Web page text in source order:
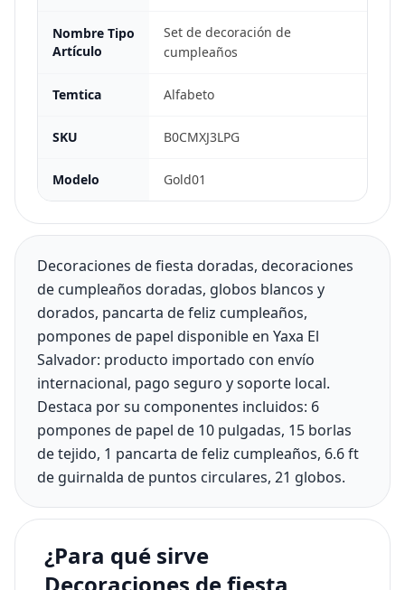
Nombre Tipo
Artículo
Set de decoración de
cumpleaños
Temtica Alfabeto
SKU B0CMXJ3LPG
Modelo Gold01
Decoraciones de fiesta doradas, decoraciones
de cumpleaños doradas, globos blancos y
dorados, pancarta de feliz cumpleaños,
pompones de papel disponible en Yaxa El
Salvador: producto importado con envío
internacional, pago seguro y soporte local.
Destaca por su componentes incluidos: 6
pompones de papel de 10 pulgadas, 15 borlas
de tejido, 1 pancarta de feliz cumpleaños, 6.6 ft
de guirnalda de puntos circulares, 21 globos.
¿Para qué sirve
Decoraciones de fiesta